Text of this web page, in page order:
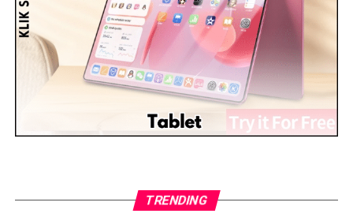
TRENDING